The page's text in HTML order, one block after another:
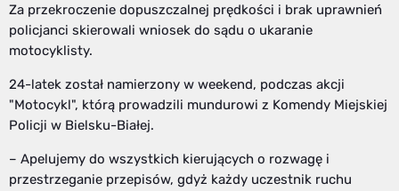
Za przekroczenie dopuszczalnej prędkości i brak uprawnień
policjanci skierowali wniosek do sądu o ukaranie
motocyklisty.
24-latek został namierzony w weekend, podczas akcji
"Motocykl", którą prowadzili mundurowi z Komendy Miejskiej
Policji w Bielsku-Białej.
– Apelujemy do wszystkich kierujących o rozwagę i
przestrzeganie przepisów, gdyż każdy uczestnik ruchu